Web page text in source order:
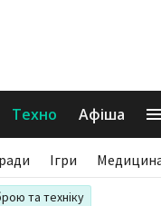
Техно Афіша
Ігри
та техніку